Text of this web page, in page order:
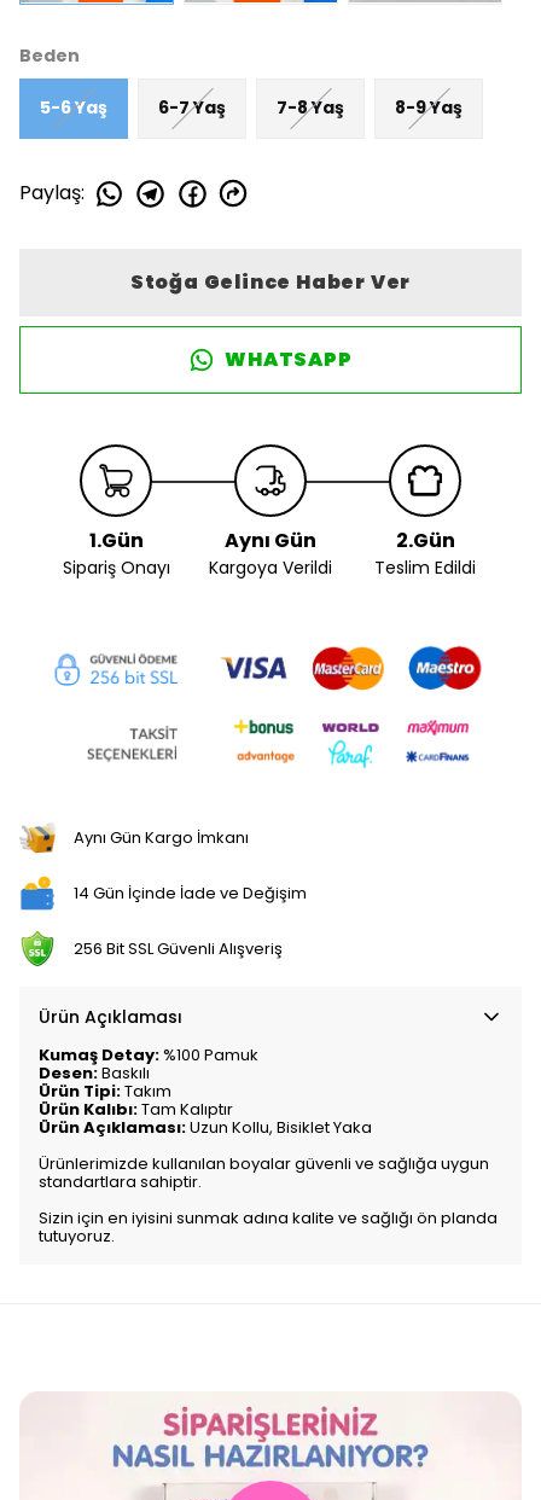
Beden
5-6 Yaş 6-7 Yaş 7-8 Yaş 8-9 Yaş
Paylaş:
Stoğa Gelince Haber Ver
WHATSAPP
1.Gün
Sipariş Onayı
Aynı Gün
Kargoya Verildi
2.Gün
Teslim Edildi
Aynı Gün Kargo İmkanı
14 Gün İçinde İade ve Değişim
256 Bit SSL Güvenli Alışveriş
Ürün Açıklaması
Kumaş Detay:%100 Pamuk
Desen:Baskılı
Ürün Tipi:Takım
Ürün Kalıbı:Tam Kalıptır
Ürün Açıklaması:Uzun Kollu, Bisiklet Yaka
Ürünlerimizde kullanılan boyalar güvenli ve sağlığa uygun
standartlara sahiptir.
Sizin için en iyisini sunmak adına kalite ve sağlığı ön planda
tutuyoruz.